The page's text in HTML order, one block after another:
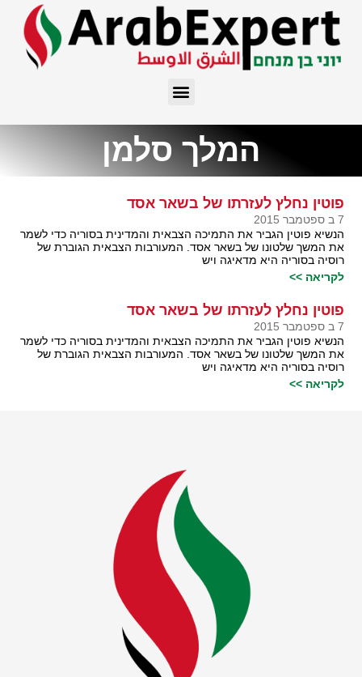
המלך סלמן
פוטין נחלץ לעזרתו של בשאר אסד
7 ב ספטמבר 2015
הנשיא פוטין הגביר את התמיכה הצבאית והמדינית בסוריה כדי לשמר
את המשך שלטונו של בשאר אסד. המעורבות הצבאית הגוברת של
רוסיה בסוריה היא מדאיגה ויש
לקריאה >>
פוטין נחלץ לעזרתו של בשאר אסד
7 ב ספטמבר 2015
הנשיא פוטין הגביר את התמיכה הצבאית והמדינית בסוריה כדי לשמר
את המשך שלטונו של בשאר אסד. המעורבות הצבאית הגוברת של
רוסיה בסוריה היא מדאיגה ויש
לקריאה >>